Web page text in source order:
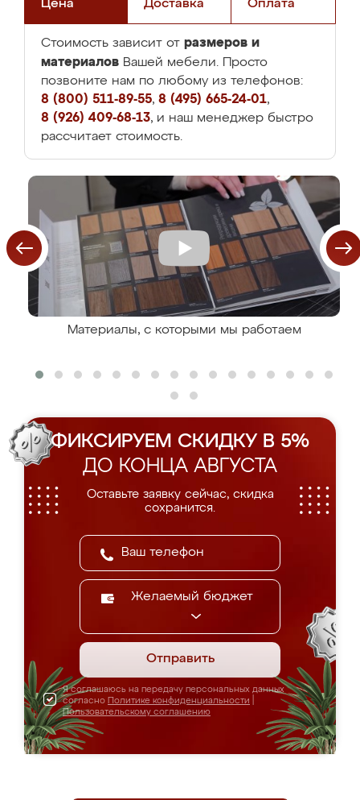
Цена Доставка Оплата
Стоимость зависит от размеров и
материалов Вашей мебели. Просто
позвоните нам по любому из телефонов:
8 (800) 511-89-55, 8 (495) 665-24-01,
8 (926) 409-68-13, и наш менеджер быстро
рассчитает стоимость.
Материалы, с которыми мы работаем
ФИКСИРУЕМ СКИДКУ В 5%
ДО КОНЦА АВГУСТА
Оставьте заявку сейчас, скидка
сохранится.
Желаемый бюджет
Отправить
Я соглашаюсь на передачу персональных данных
согласно Политике конфиденциальности
Пользовательскому соглашению